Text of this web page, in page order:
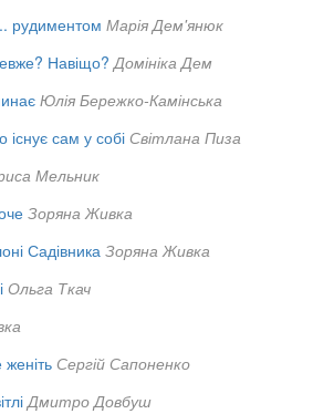
рудиментом Марія Дем'янюк
Навіщо? Домініка Дем
Юлія Бережко-Камінська
існує сам у собі Світлана Пиза
Мельник
Зоряна Живка
Садівника Зоряна Живка
Ольга Ткач
Сергій Сапоненко
Дмитро Довбуш